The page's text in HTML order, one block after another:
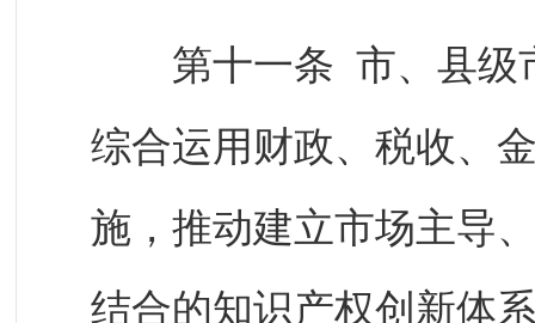
第十一条 市、县级
综合运用财政、税收、
施，推动建立市场主导
结合的知识产权创新体